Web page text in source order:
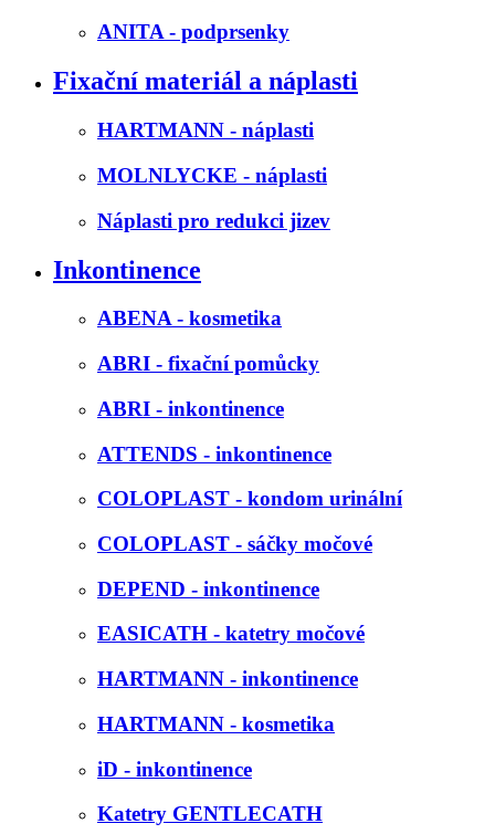
ANITA - podprsenky
Fixační materiál a náplasti
HARTMANN - náplasti
MOLNLYCKE - náplasti
Náplasti pro redukci jizev
Inkontinence
ABENA - kosmetika
ABRI - fixační pomůcky
ABRI - inkontinence
ATTENDS - inkontinence
COLOPLAST - kondom urinální
COLOPLAST - sáčky močové
DEPEND - inkontinence
EASICATH - katetry močové
HARTMANN - inkontinence
HARTMANN - kosmetika
iD - inkontinence
Katetry GENTLECATH